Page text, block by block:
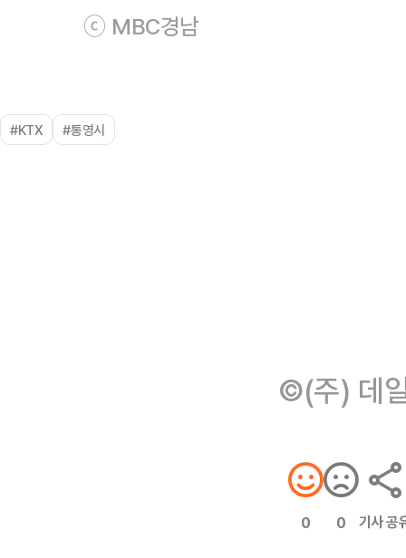
ⓒ MBC경남
#KTX #통영시
©(주) 데
0 0 기사 공